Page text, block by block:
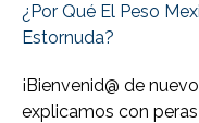
¿Por Qué El Peso
Estornuda?
¡Bienvenid@ de
explicamos con